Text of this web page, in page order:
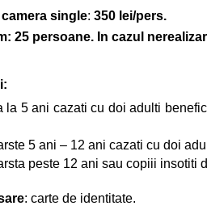
single: 350 lei/pers.
25 persoane. In cazul
la 5 ani cazati cu doi adulti
5 ani – 12 ani cazati cu doi
peste 12 ani sau copiii insotiti
: carte de identitate.